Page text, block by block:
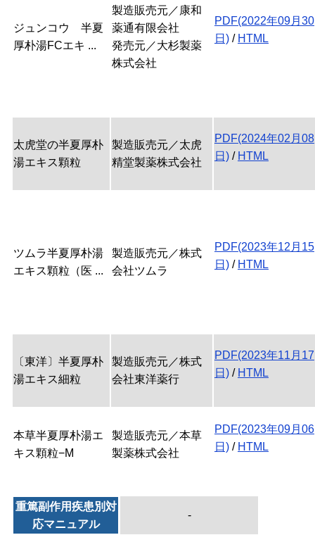
ジュンコウ 半夏
厚朴湯FCエキ ...
製造販売元／康和
薬通有限会社
発売元／大杉製薬
株式会社
PDF(2022年09月30
日) / HTML
太虎堂の半夏厚朴
湯エキス顆粒
製造販売元／太虎
精堂製薬株式会社
PDF(2024年02月08
日) / HTML
ツムラ半夏厚朴湯
エキス顆粒（医 ...
製造販売元／株式
会社ツムラ
PDF(2023年12月15
日) / HTML
〔東洋〕半夏厚朴
湯エキス細粒
製造販売元／株式
会社東洋薬行
PDF(2023年11月17
日) / HTML
本草半夏厚朴湯エ
キス顆粒−M
製造販売元／本草
製薬株式会社
PDF(2023年09月06
日) / HTML
重篤副作用疾患別対
応マニュアル
-